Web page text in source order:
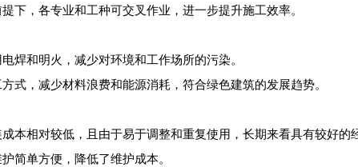
下，各专业和工种可交叉作业，进一步提升施工效率。
焊和明火，减少对环境和工作场所的污染。
式，减少材料浪费和能源消耗，符合绿色建筑的发展趋势。
本相对较低，且由于易于调整和重复使用，长期来看具有较好的
简单方便，降低了维护成本。